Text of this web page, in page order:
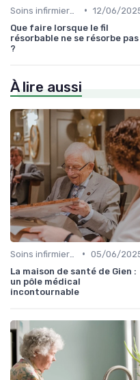
• 12/06/
Que faire lorsque le fil
résorbable ne se résorbe pas
?
À lire aussi
• 05/06/
La maison de santé de Gien :
un pôle médical
incontournable